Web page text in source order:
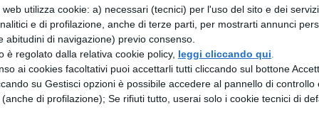
utilizza cookie: a) necessari (tecnici) per l'uso del sito e dei
e di profilazione, anche di terze parti, per mostrarti annunci
abitudini di navigazione) previo consenso.
è regolato dalla relativa cookie policy, leggi cliccando qui
ai cookies facoltativi puoi accettarli tutti cliccando sul bottone
su Gestisci opzioni è possibile accedere al pannello di controllo
di profilazione); Se rifiuti tutto, userai solo i cookie tecnici di
una nuova famiglia: la figliastra di 18 anni, il
Il padre dapprima aiuta la nuova famiglia e
ma poi ne perde le tracce perché la
la famiglia torna in città, e la madre è
Madama Pace, la quale ufficialmente